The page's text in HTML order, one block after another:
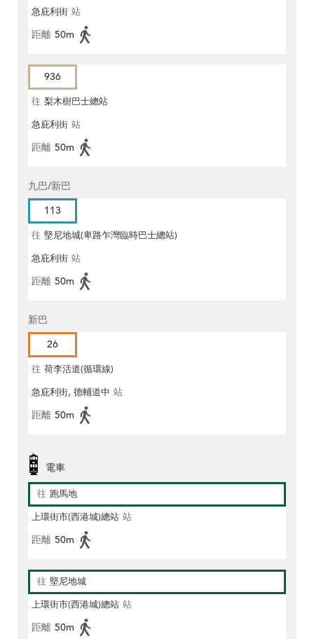
急庇利街 站
距離 50m
936
往 梨木樹巴士總站
急庇利街 站
距離 50m
九巴/新巴
113
往 堅尼地城(卑路乍灣臨時巴士總站)
急庇利街 站
距離 50m
新巴
26
往 荷李活道(循環線)
急庇利街, 德輔道中 站
距離 50m
電車
往 跑馬地
上環街市(西港城)總站 站
距離 50m
往 堅尼地城
上環街市(西港城)總站 站
距離 50m